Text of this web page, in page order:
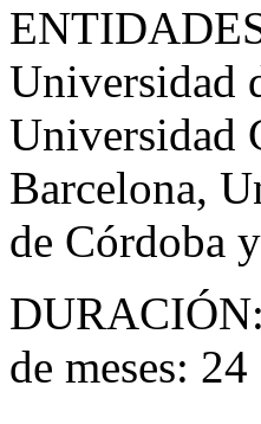
Universidad
Universidad
Barcelona,
de Córdoba
de meses: 24